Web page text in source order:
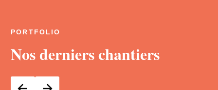
PORTFOLIO
Nos derniers chantiers